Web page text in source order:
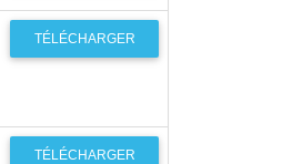
TÉLÉCHARGER
TÉLÉCHARGER